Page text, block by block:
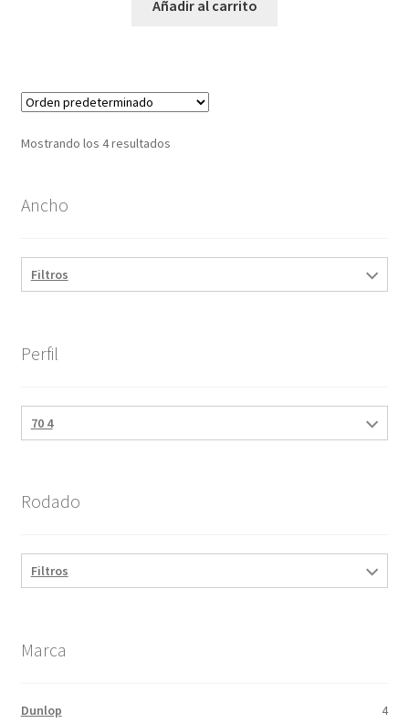
Añadir al carrito
Mostrando los 4 resultados
Ancho
Filtros
Perfil
70 4
Rodado
Filtros
Marca
Dunlop 4